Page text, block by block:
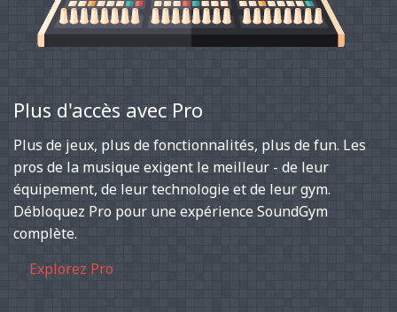
Plus d'accès avec Pro
Plus de jeux, plus de fonctionnalités, plus de fun. Les
pros de la musique exigent le meilleur - de leur
équipement, de leur technologie et de leur gym.
Débloquez Pro pour une expérience SoundGym
complète.
Explorez Pro